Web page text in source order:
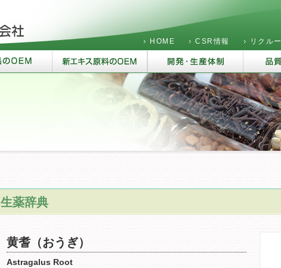
HOME CSR情報 リクル
生薬辞典
黄耆（おうぎ）
Astragalus Root